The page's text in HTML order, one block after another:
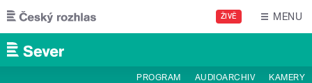
Přejít k hlavnímu obsahu
ŽIVĚ MENU
PROGRAM AUDIOARCHIV KAMERY